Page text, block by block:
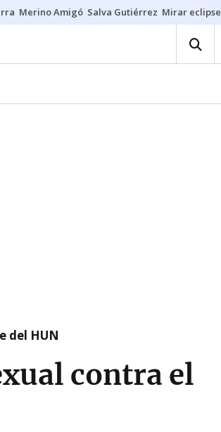
Merino Amigó Salva Gutiérrez Mirar eclipse
del HUN
contra el